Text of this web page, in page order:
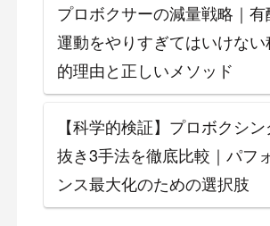
プロボクサーの減量戦略｜
運動をやりすぎてはいけない
的理由と正しいメソッド
【科学的検証】プロボクシ
抜き3手法を徹底比較｜パフ
ンス最大化のための選択肢